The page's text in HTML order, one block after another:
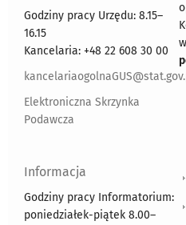
Godziny pracy Urzędu: 8.15–
16.15
Kancelaria: +48 22 608 30 00
Elektroniczna Skrzynka
Podawcza
Informacja
Godziny pracy Informatorium:
poniedziałek-piątek 8.00–